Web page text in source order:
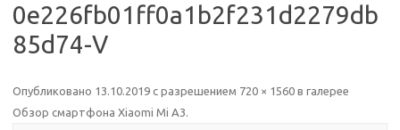
0e226fb01ff0a1b2f231d2279db
85d74-V
Опубликовано 13.10.2019 с разрешением 720 × 1560 в галерее
Обзор смартфона Xiaomi Mi A3.